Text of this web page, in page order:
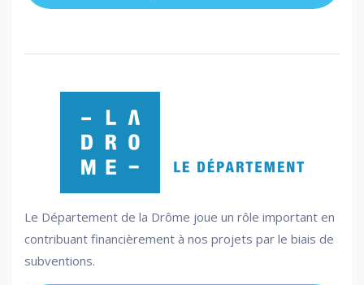
Le Département de la Drôme joue un rôle important en
contribuant financièrement à nos projets par le biais de
subventions.